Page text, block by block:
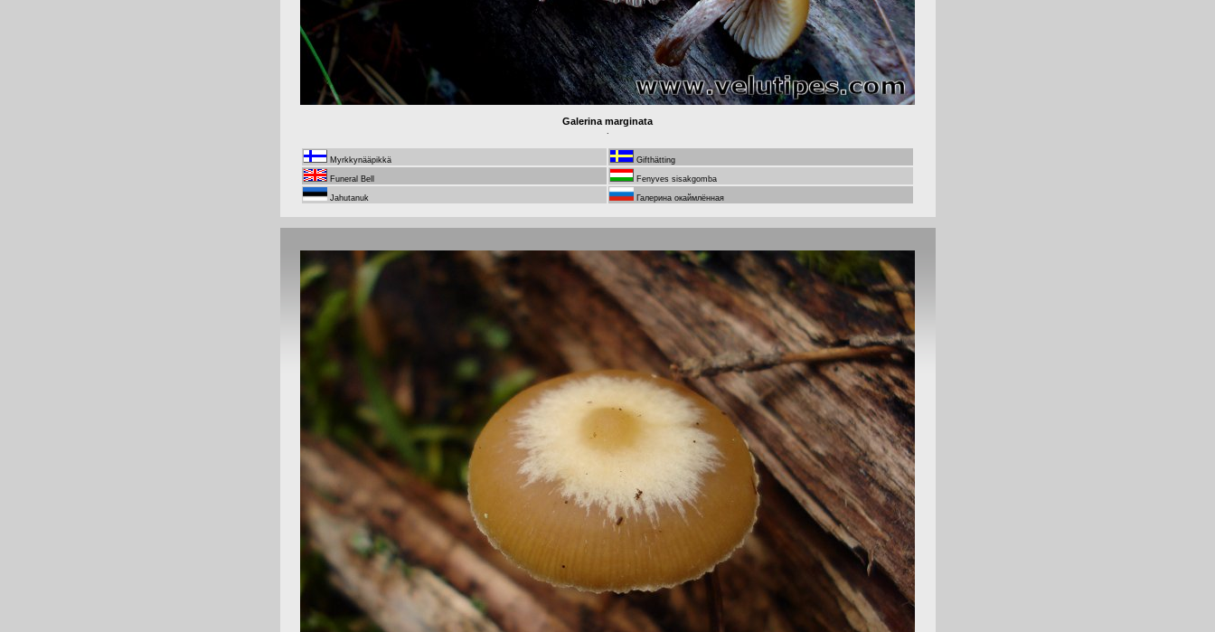
Galerina marginata
.
Myrkkynääpikkä Gifthätting
Funeral Bell Fenyves sisakgomba
Jahutanuk Галерина окаймлённая